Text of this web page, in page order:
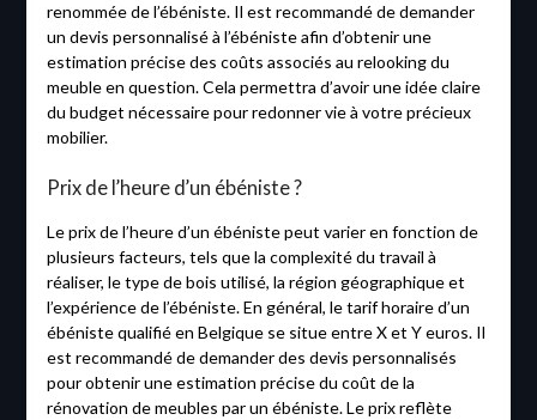
renommée de l’ébéniste. Il est recommandé de demander
un devis personnalisé à l’ébéniste afin d’obtenir une
estimation précise des coûts associés au relooking du
meuble en question. Cela permettra d’avoir une idée claire
du budget nécessaire pour redonner vie à votre précieux
mobilier.
Prix de l’heure d’un ébéniste ?
Le prix de l’heure d’un ébéniste peut varier en fonction de
plusieurs facteurs, tels que la complexité du travail à
réaliser, le type de bois utilisé, la région géographique et
l’expérience de l’ébéniste. En général, le tarif horaire d’un
ébéniste qualifié en Belgique se situe entre X et Y euros. Il
est recommandé de demander des devis personnalisés
pour obtenir une estimation précise du coût de la
rénovation de meubles par un ébéniste. Le prix reflète